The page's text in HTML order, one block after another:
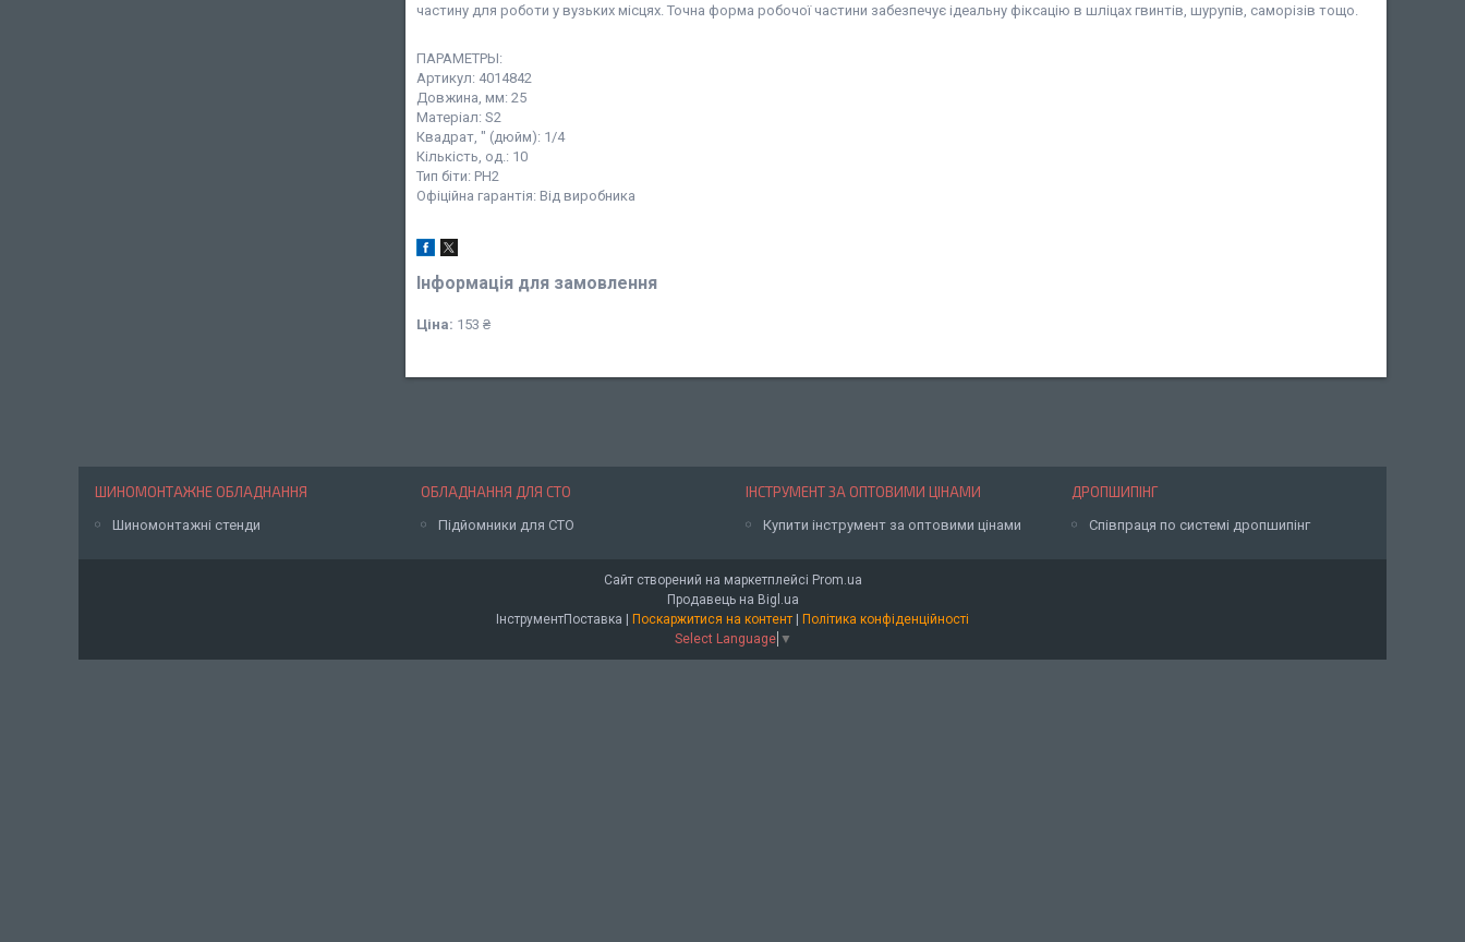
частину для роботи у вузьких місцях. Точна форма робочої частини забезпечує ідеальну фіксацію в шліцах гвинтів, шурупів, саморізів тощо.
ПАРАМЕТРЫ:
Артикул: 4014842
Довжина, мм: 25
Матеріал: S2
Квадрат, " (дюйм): 1/4
Кількість, од.: 10
Тип біти: РН2
Офіційна гарантія: Від виробника
Інформація для замовлення
Ціна: 153 ₴
ШИНОМОНТАЖНЕ ОБЛАДНАННЯ
Шиномонтажні стенди
ОБЛАДНАННЯ ДЛЯ СТО
Підйомники для СТО
ІНСТРУМЕНТ ЗА ОПТОВИМИ ЦІНАМИ
Купити інструмент за оптовими цінами
ДРОПШИПІНГ
Співпраця по системі дропшипінг
Сайт створений на маркетплейсі Prom.ua
Продавець на Bigl.ua
ІнструментПоставка | Поскаржитися на контент | Політика конфіденційності
Select Language ▼